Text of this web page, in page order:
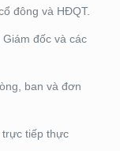
đông và HĐQT.
Giám đốc và các
ban và đơn
trực tiếp thực